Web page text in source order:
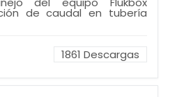
de caudal en tubería
1861 Descargas